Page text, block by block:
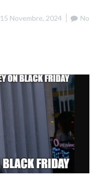
15 Novembre, 2024
No